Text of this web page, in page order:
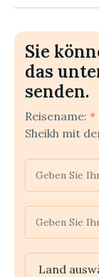
Sie
das
senden.
Reisename: *
Sheikh mit